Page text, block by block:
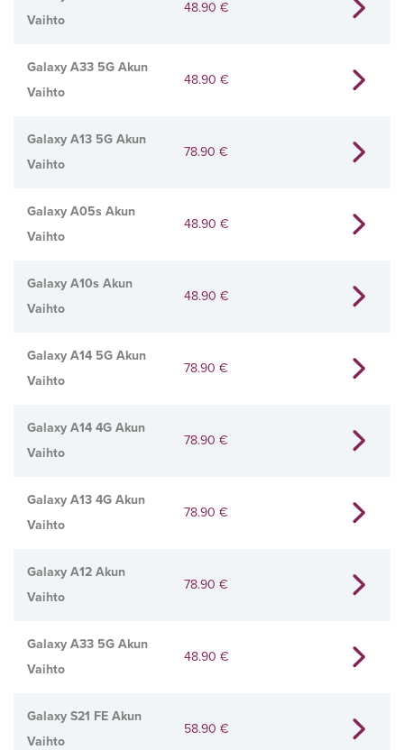
Vaihto
48.90 €
Galaxy A33 5G Akun
Vaihto
48.90 €
Galaxy A13 5G Akun
Vaihto
78.90 €
Galaxy A05s Akun
Vaihto
48.90 €
Galaxy A10s Akun
Vaihto
48.90 €
Galaxy A14 5G Akun
Vaihto
78.90 €
Galaxy A14 4G Akun
Vaihto
78.90 €
Galaxy A13 4G Akun
Vaihto
78.90 €
Galaxy A12 Akun
Vaihto
78.90 €
Galaxy A33 5G Akun
Vaihto
48.90 €
Galaxy S21 FE Akun
Vaihto
58.90 €